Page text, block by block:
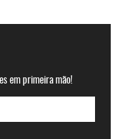
em primeira mão!